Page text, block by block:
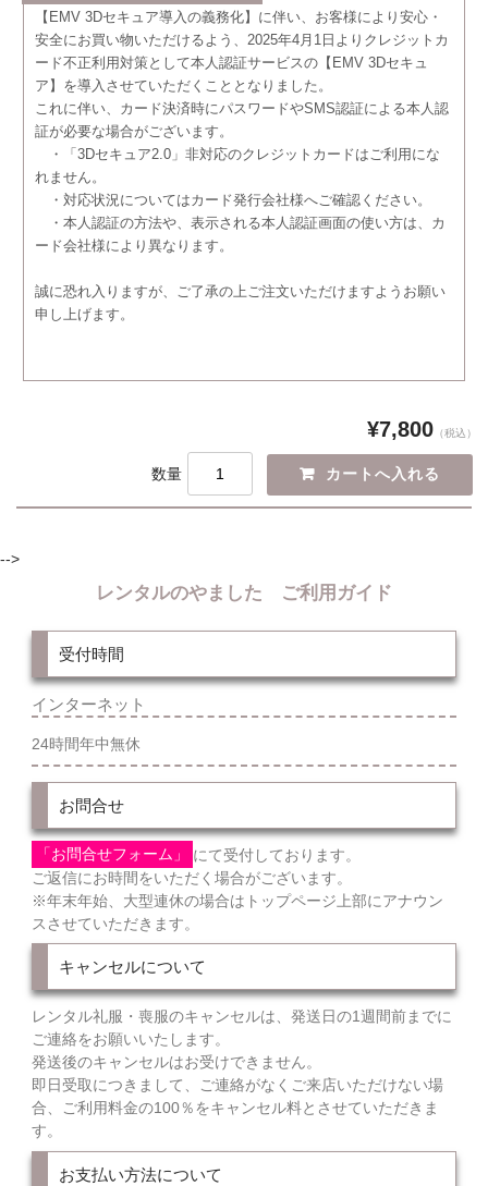
【EMV 3Dセキュア導入の義務化】に伴い、お客様により安心・
安全にお買い物いただけるよう、2025年4月1日よりクレジットカ
ード不正利用対策として本人認証サービスの【EMV 3Dセキュ
ア】を導入させていただくこととなりました。
これに伴い、カード決済時にパスワードやSMS認証による本人認
証が必要な場合がございます。
・「3Dセキュア2.0」非対応のクレジットカードはご利用にな
れません。
・対応状況についてはカード発行会社様へご確認ください。
・本人認証の方法や、表示される本人認証画面の使い方は、カ
ード会社様により異なります。
誠に恐れ入りますが、ご了承の上ご注文いただけますようお願い
申し上げます。
¥7,800 （税込）
数量
-->
レンタルのやました ご利用ガイド
受付時間
インターネット
24時間年中無休
お問合せ
「お問合せフォーム」
にて受付しております。
ご返信にお時間をいただく場合がございます。
※年末年始、大型連休の場合はトップページ上部にアナウン
スさせていただきます。
キャンセルについて
レンタル礼服・喪服のキャンセルは、発送日の1週間前までに
ご連絡をお願いいたします。
発送後のキャンセルはお受けできません。
即日受取につきまして、ご連絡がなくご来店いただけない場
合、ご利用料金の100％をキャンセル料とさせていただきま
す。
お支払い方法について